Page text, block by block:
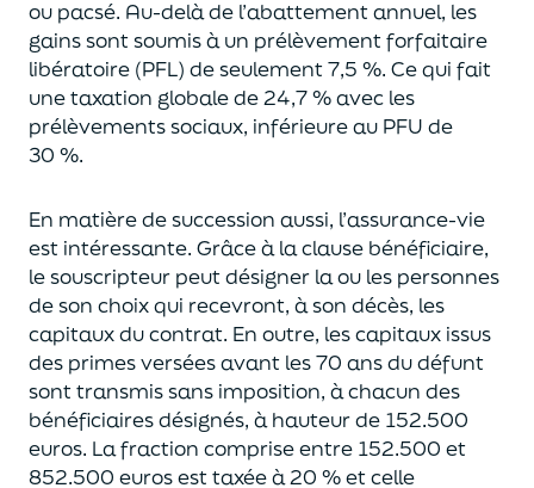
ou pacsé. Au-delàde l’abattement annuel, les
gains sont soumis à un prélèvement forfaitaire
libératoire (PFL) de seulement 7,5 %. Ce qui fait
une taxation globale de24,7 % avec les
prélèvements sociaux, inférieure au PFU de
30 %.
En matière de succession aussi, l’assurance-vie
est intéressante. Grâce à la clause bénéficiaire,
le souscripteur peut désigner la ou les personnes
de son choix qui recevront, à son décès, les
capitaux du contrat. En outre, les capitaux issus
des primes versées avant les 70 ans du défunt
sont transmis sans imposition, à chacun des
bénéficiaires désignés, à hauteur de 152.500
euros. La fraction comprise entre 152.500 et
852.500 eurosest taxée à 20 % et celle